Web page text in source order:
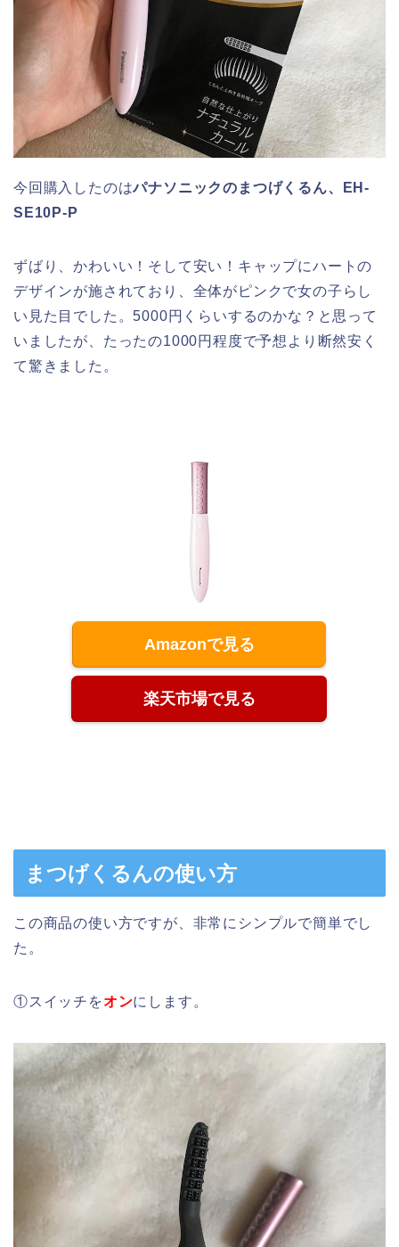
今回購入したのはパナソニックのまつげくるん、EH-
SE10P-P
ずばり、かわいい！そして安い！キャップにハートの
デザインが施されており、全体がピンクで女の子らし
い見た目でした。5000円くらいするのかな？と思って
いましたが、たったの1000円程度で予想より断然安く
て驚きました。
Amazonで見る
楽天市場で見る
まつげくるんの使い方
この商品の使い方ですが、非常にシンプルで簡単でし
た。
①スイッチをオンにします。